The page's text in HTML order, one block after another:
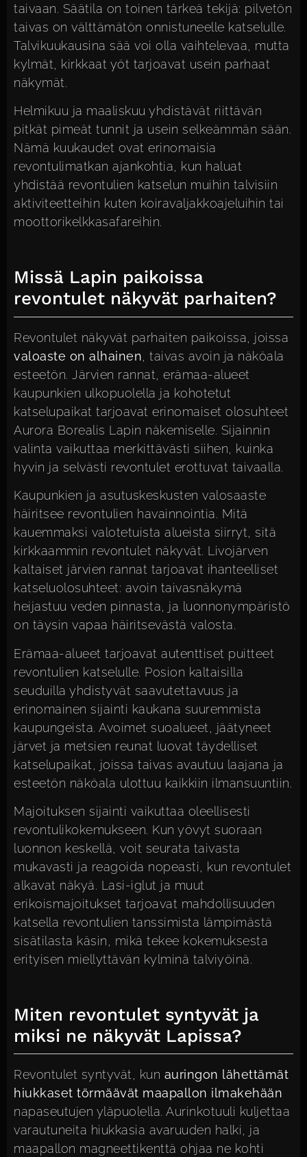
taivaan. Säätila on toinen tärkeä tekijä: pilvetön
taivas on välttämätön onnistuneelle katselulle.
Talvikuukausina sää voi olla vaihtelevaa, mutta
kylmät, kirkkaat yöt tarjoavat usein parhaat
näkymät.
Helmikuu ja maaliskuu yhdistävät riittävän
pitkät pimeät tunnit ja usein selkeämmän sään.
Nämä kuukaudet ovat erinomaisia
revontulimatkan ajankohtia, kun haluat
yhdistää revontulien katselun muihin talvisiin
aktiviteetteihin kuten koiravaljakkoajeluihin tai
moottorikelkkasafareihin.
Missä Lapin paikoissa
revontulet näkyvät parhaiten?
Revontulet näkyvät parhaiten paikoissa, joissa
valoaste on alhainen , taivas avoin ja näköala
esteetön. Järvien rannat, erämaa-alueet
kaupunkien ulkopuolella ja kohotetut
katselupaikat tarjoavat erinomaiset olosuhteet
Aurora Borealis Lapin näkemiselle. Sijainnin
valinta vaikuttaa merkittävästi siihen, kuinka
hyvin ja selvästi revontulet erottuvat taivaalla.
Kaupunkien ja asutuskeskusten valosaaste
häiritsee revontulien havainnointia. Mitä
kauemmaksi valotetuista alueista siirryt, sitä
kirkkaammin revontulet näkyvät. Livojärven
kaltaiset järvien rannat tarjoavat ihanteelliset
katseluolosuhteet: avoin taivasnäkymä
heijastuu veden pinnasta, ja luonnonympäristö
on täysin vapaa häiritsevästä valosta.
Erämaa-alueet tarjoavat autenttiset puitteet
revontulien katselulle. Posion kaltaisilla
seuduilla yhdistyvät saavutettavuus ja
erinomainen sijainti kaukana suuremmista
kaupungeista. Avoimet suoalueet, jäätyneet
järvet ja metsien reunat luovat täydelliset
katselupaikat, joissa taivas avautuu laajana ja
esteetön näköala ulottuu kaikkiin ilmansuuntiin.
Majoituksen sijainti vaikuttaa oleellisesti
revontulikokemukseen. Kun yövyt suoraan
luonnon keskellä, voit seurata taivasta
mukavasti ja reagoida nopeasti, kun revontulet
alkavat näkyä. Lasi-iglut ja muut
erikoismajoitukset tarjoavat mahdollisuuden
katsella revontulien tanssimista lämpimästä
sisätilasta käsin, mikä tekee kokemuksesta
erityisen miellyttävän kylminä talviyöinä.
Miten revontulet syntyvät ja
miksi ne näkyvät Lapissa?
Revontulet syntyvät, kun auringon lähettämät
hiukkaset törmäävät maapallon ilmakehään
napaseutujen yläpuolella. Aurinkotuuli kuljettaa
varautuneita hiukkasia avaruuden halki, ja
maapallon magneettikenttä ohjaa ne kohti